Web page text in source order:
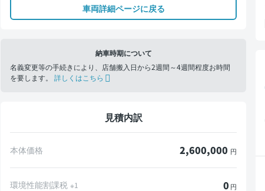
車両詳細ページに戻る
納車時期について
名義変更等の手続きにより、店舗搬入日から2週間～4週間程度お時間
を要します。 詳しくはこちら
見積内訳
本体価格 2,600,000 円
環境性能割課税 ※1 0 円